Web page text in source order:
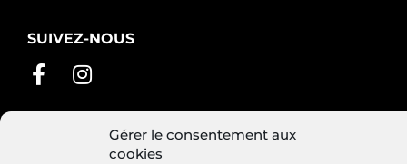
Gérer le consentement aux
cookies
SUIVEZ-NOUS